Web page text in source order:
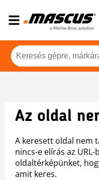
Az oldal
A keresett oldal nem
nincs-e elírás az
oldaltérképünket,
amit keres.